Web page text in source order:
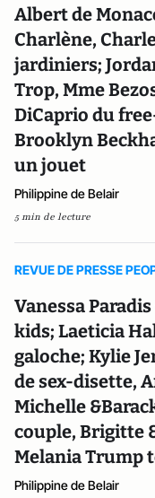
Albert de
Charlène,
jardiniers;
Trop, Mme
DiCaprio du
Brooklyn
un jouet
Philippine de Belair
5 min de lecture
REVUE DE PRESSE
Vanessa
kids; Laeticia
galoche; Kylie
de sex-disette,
Michelle
couple, Brigitte
Melania Trump
Philippine de Belair